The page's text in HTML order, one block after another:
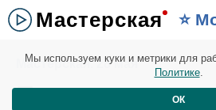
Мастерская ⭐️
Мастерская. 28 мая
Подарок
Мы используем куки и метрики для
Политике.
ОК